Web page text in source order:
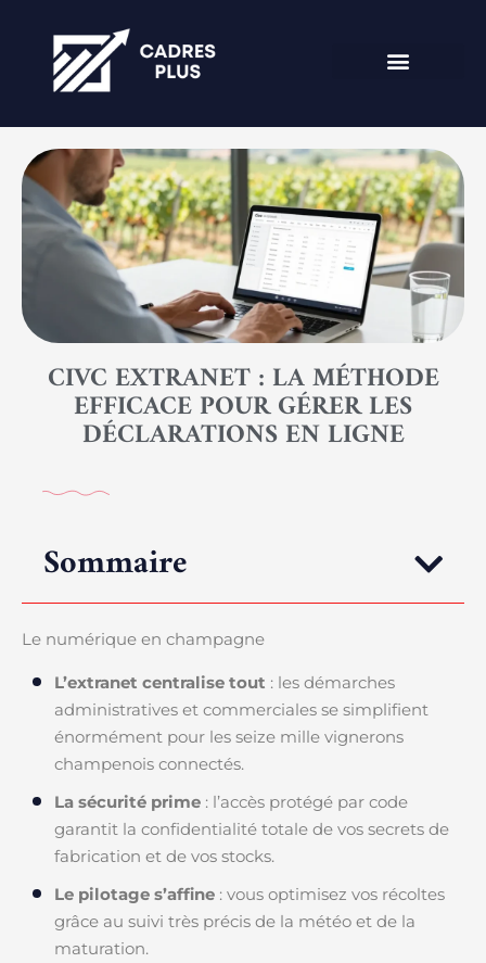
CIVC EXTRANET : LA MÉTHODE
EFFICACE POUR GÉRER LES
DÉCLARATIONS EN LIGNE
Sommaire
Le numérique en champagne
L’extranet centralise tout : les démarches
administratives et commerciales se simplifient
énormément pour les seize mille vignerons
champenois connectés.
La sécurité prime : l’accès protégé par code
garantit la confidentialité totale de vos secrets de
fabrication et de vos stocks.
Le pilotage s’affine : vous optimisez vos récoltes
grâce au suivi très précis de la météo et de la
maturation.